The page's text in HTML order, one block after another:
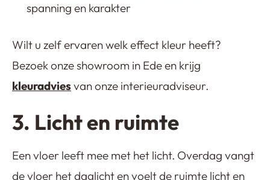
spanning en karakter
Wilt u zelf ervaren welk effect kleur heeft?
Bezoek onze showroom in Ede en krijg
kleuradviesvan onze interieuradviseur.
3. Licht en ruimte
Een vloer leeft mee met het licht. Overdag vangt
de vloer het daglicht en voelt de ruimte licht en